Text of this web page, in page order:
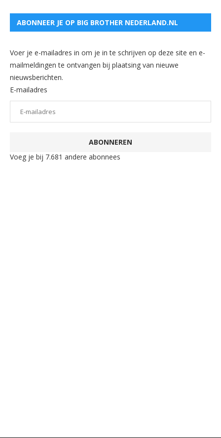
ABONNEER JE OP BIG BROTHER NEDERLAND.NL
Voer je e-mailadres in om je in te schrijven op deze site en e-
mailmeldingen te ontvangen bij plaatsing van nieuwe
nieuwsberichten.
E-mailadres
ABONNEREN
Voeg je bij 7.681 andere abonnees